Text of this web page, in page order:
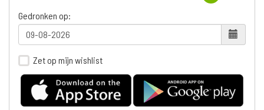
Gedronken op:
Zet op mijn wishlist